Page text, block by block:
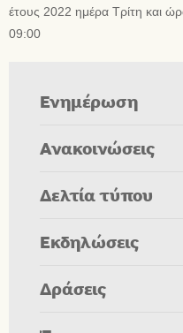
έτους 2022 ημέρα Τρίτη και
09:00
Ενημέρωση
Ανακοινώσεις
Δελτία τύπου
Εκδηλώσεις
Δράσεις